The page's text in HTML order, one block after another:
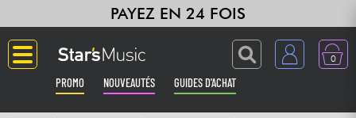
PAYEZ EN 24 FOIS
0
PROMO NOUVEAUTÉS GUIDES D'ACHAT